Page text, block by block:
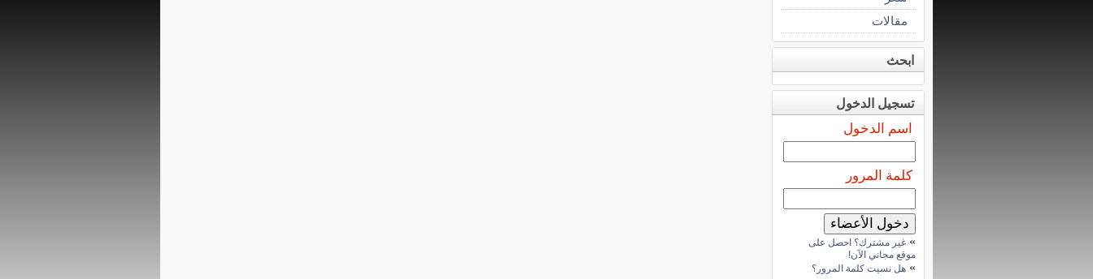
مقالات
ابحث
تسجيل الدخول
اسم الدخول
كلمة المرور
» غير مشترك؟ احصل على
موقع مجاني الآن!
» هل نسيت كلمة المرور؟